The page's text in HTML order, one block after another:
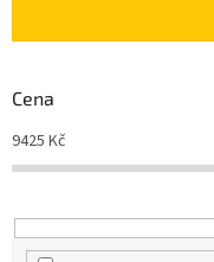
í
r
o
d
u
t
ů
Cena
9425 Kč